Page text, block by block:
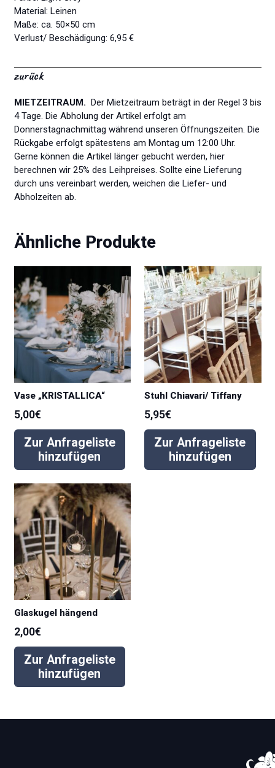
Material: Leinen
Maße: ca. 50×50 cm
Verlust/ Beschädigung: 6,95 €
zurück
MIETZEITRAUM. Der Mietzeitraum beträgt in der Regel 3 bis
4 Tage. Die Abholung der Artikel erfolgt am
Donnerstagnachmittag während unseren Öffnungszeiten. Die
Rückgabe erfolgt spätestens am Montag um 12:00 Uhr.
Gerne können die Artikel länger gebucht werden, hier
berechnen wir 25% des Leihpreises. Sollte eine Lieferung
durch uns vereinbart werden, weichen die Liefer- und
Abholzeiten ab.
Ähnliche Produkte
Vase „KRISTALLICA“
5,00€
Zur Anfrageliste
hinzufügen
Stuhl Chiavari/ Tiffany
5,95€
Zur Anfrageliste
hinzufügen
Glaskugel hängend
2,00€
Zur Anfrageliste
hinzufügen